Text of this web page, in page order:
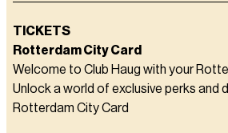
TICKETS
Rotterdam City Card
Welcome to Club Haug with your
Unlock a world of exclusive perks and
Rotterdam City Card